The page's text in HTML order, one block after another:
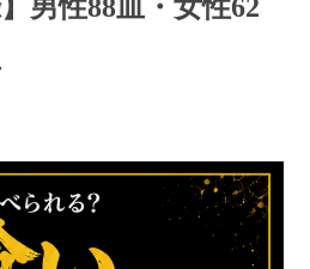
男性88皿・女性62